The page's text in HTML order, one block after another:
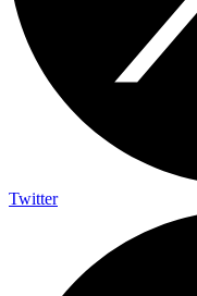
Twitter